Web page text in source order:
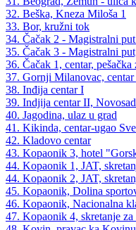
32. Beška, Kneza Miloša 1
33. Bor, kružni tok
34. Čačak 2 - Magistralni
35. Čačak 3 - Magistralni
36. Čačak 1, centar, pešačka
37. Gornji Milanovac, centar
38. Inđija centar I
39. Indjija centar II,
40. Jagodina, ulaz u grad
41. Kikinda, centar-ugao
42. Kladovo centar
43. Kopaonik 3, hotel
44. Kopaonik 1, JAT,
44. Kopaonik 2, JAT,
45. Kopaonik, Dolina
46. Kopaonik, Nacionalna
47. Kopaonik 4, skretanje